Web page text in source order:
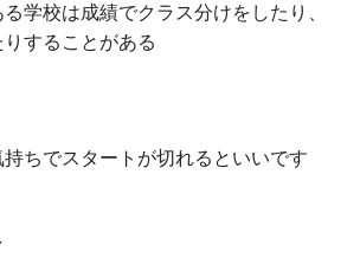
る学校は成績でクラス分けをしたり、
することがある
ちでスタートが切れるといいです